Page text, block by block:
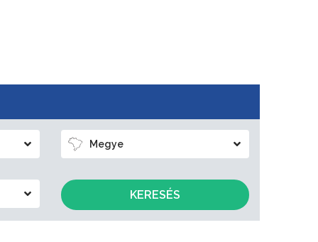
Megye
KERESÉS